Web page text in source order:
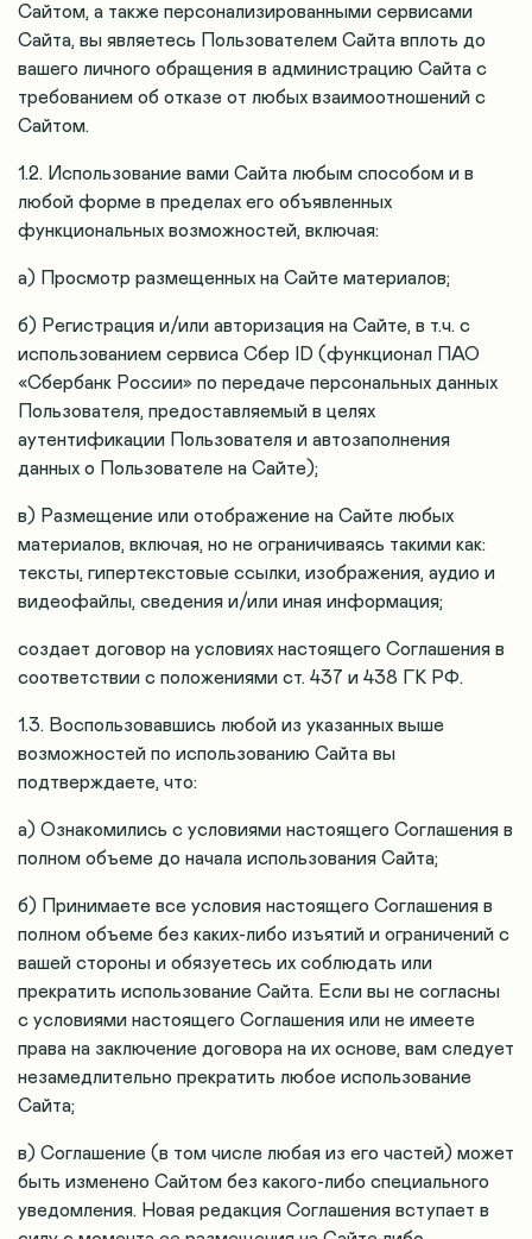
Сайтом, а также персонализированными сервисами
Сайта, вы являетесь Пользователем Сайта вплоть до
вашего личного обращения в администрацию Сайта с
требованием об отказе от любых взаимоотношений с
Сайтом.
1.2. Использование вами Сайта любым способом и в
любой форме в пределах его объявленных
функциональных возможностей, включая:
а) Просмотр размещенных на Сайте материалов;
б) Регистрация и/или авторизация на Сайте, в т.ч. с
использованием сервиса Сбер ID (функционал ПАО
«Сбербанк России» по передаче персональных данных
Пользователя, предоставляемый в целях
аутентификации Пользователя и автозаполнения
данных о Пользователе на Сайте);
в) Размещение или отображение на Сайте любых
материалов, включая, но не ограничиваясь такими как:
тексты, гипертекстовые ссылки, изображения, аудио и
видеофайлы, сведения и/или иная информация;
создает договор на условиях настоящего Соглашения в
соответствии с положениями ст. 437 и 438 ГК РФ.
1.3. Воспользовавшись любой из указанных выше
возможностей по использованию Сайта вы
подтверждаете, что:
а) Ознакомились с условиями настоящего Соглашения в
полном объеме до начала использования Сайта;
б) Принимаете все условия настоящего Соглашения в
полном объеме без каких-либо изъятий и ограничений с
вашей стороны и обязуетесь их соблюдать или
прекратить использование Сайта. Если вы не согласны
с условиями настоящего Соглашения или не имеете
права на заключение договора на их основе, вам следует
незамедлительно прекратить любое использование
Сайта;
в) Соглашение (в том числе любая из его частей) может
быть изменено Сайтом без какого-либо специального
уведомления. Новая редакция Соглашения вступает в